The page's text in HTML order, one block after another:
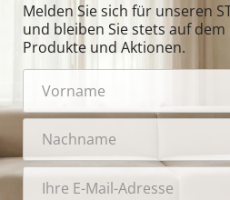
Melden Sie sich für unseren
und bleiben Sie stets auf
Produkte und Aktionen.